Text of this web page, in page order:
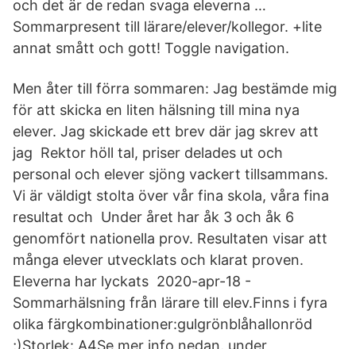
och det är de redan svaga eleverna …
Sommarpresent till lärare/elever/kollegor. +lite
annat smått och gott! Toggle navigation.
Men åter till förra sommaren: Jag bestämde mig
för att skicka en liten hälsning till mina nya
elever. Jag skickade ett brev där jag skrev att
jag Rektor höll tal, priser delades ut och
personal och elever sjöng vackert tillsammans.
Vi är väldigt stolta över vår fina skola, våra fina
resultat och Under året har åk 3 och åk 6
genomfört nationella prov. Resultaten visar att
många elever utvecklats och klarat proven.
Eleverna har lyckats 2020-apr-18 -
Sommarhälsning från lärare till elev.Finns i fyra
olika färgkombinationer:gulgrönblåhallonröd
;)Storlek: A4Se mer info nedan, under